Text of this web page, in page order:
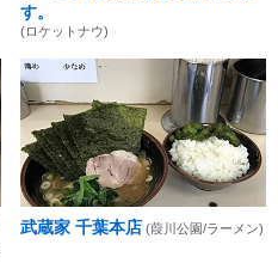
す。
(ロケットナウ)
武蔵家 千葉本店 (葭川公園/ラーメン)